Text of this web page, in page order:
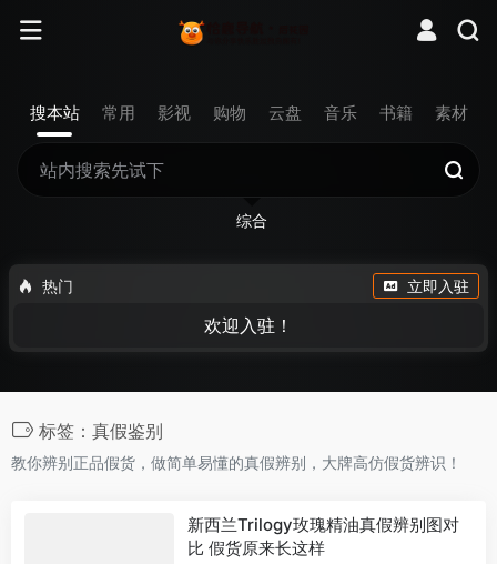
搜本站 常用 影视 购物 云盘 音乐 书籍 素材
综合
热门 立即入驻
欢迎入驻！
标签：真假鉴别
教你辨别正品假货，做简单易懂的真假辨别，大牌高仿假货辨识！
新西兰Trilogy玫瑰精油真假辨别图对
比 假货原来长这样